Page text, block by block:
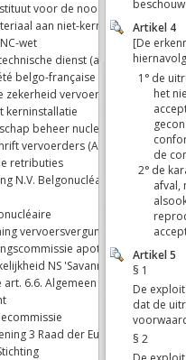
voor de noodplanning
aan niet-kernwapenstaten
wet
dienst (art. 6bis, § 2,
belgo-française d'énergie
vervoerders
kerninstallatie
beheer nucleaire
vervoerders (ADR)
retributies
N.V. Belgonucléaire
vervoersvergunningen binnen
apothekers
NS 'Savannah'
6.6. Algemeen reglement
3 Raad der Europese